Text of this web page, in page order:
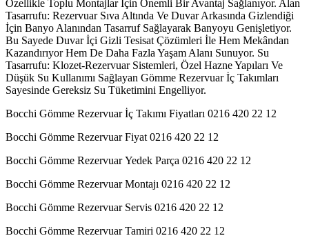
Özellikle Toplu Montajlar İçin Önemli Bir Avantaj Sağlanıyor. Alan
Tasarrufu: Rezervuar Sıva Altında Ve Duvar Arkasında Gizlendiği
İçin Banyo Alanından Tasarruf Sağlayarak Banyoyu Genişletiyor.
Bu Sayede Duvar İçi Gizli Tesisat Çözümleri İle Hem Mekândan
Kazandırıyor Hem De Daha Fazla Yaşam Alanı Sunuyor. Su
Tasarrufu: Klozet-Rezervuar Sistemleri, Özel Hazne Yapıları Ve
Düşük Su Kullanımı Sağlayan Gömme Rezervuar İç Takımları
Sayesinde Gereksiz Su Tüketimini Engelliyor.
Bocchi Gömme Rezervuar İç Takımı Fiyatları 0216 420 22 12
Bocchi Gömme Rezervuar Fiyat 0216 420 22 12
Bocchi Gömme Rezervuar Yedek Parça 0216 420 22 12
Bocchi Gömme Rezervuar Montajı 0216 420 22 12
Bocchi Gömme Rezervuar Servis 0216 420 22 12
Bocchi Gömme Rezervuar Tamiri 0216 420 22 12